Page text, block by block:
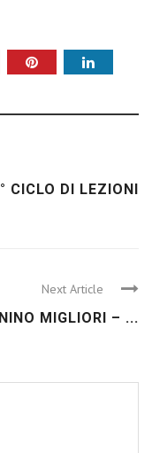
CICLO DI LEZIONI
Next Article
MIGLIORI – ...